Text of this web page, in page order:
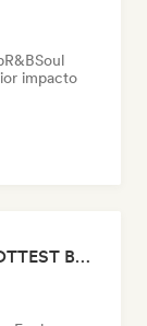
R&BSoul
impacto
THE SEXXX PLAYLIST🔞: HOTTEST BEDROOM SONGS | SEXUAL APPETITE 👅💦